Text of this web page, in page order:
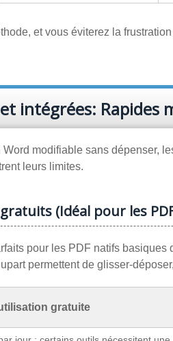
et vous éviterez la
intégrées: Rapides
modifiable sans dépenser,
leurs limites.
(Idéal pour les
pour les PDF natifs
permettent de glisser-
gratuite